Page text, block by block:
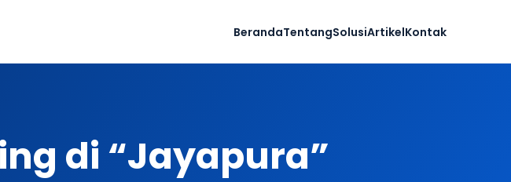
BerandaTentangSolusiArtikelKontak
di “Jayapura”